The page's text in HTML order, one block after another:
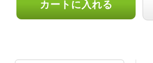
カートに入れる